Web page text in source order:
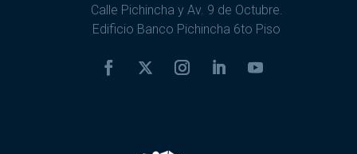
Calle Pichincha y Av. 9 de Octubre.
Edificio Banco Pichincha 6to Piso